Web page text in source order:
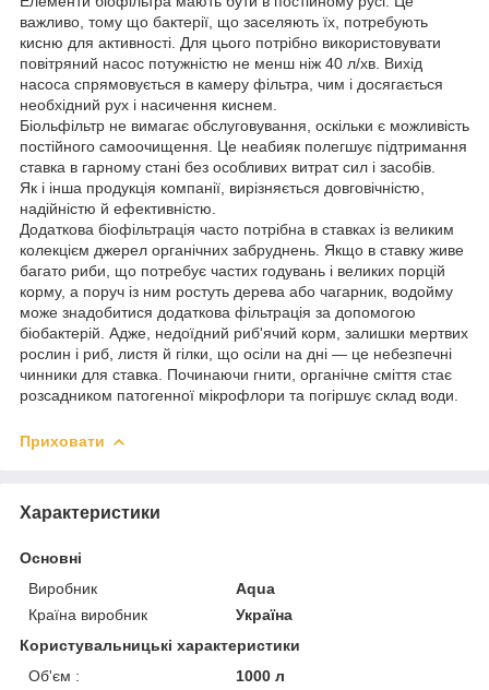
важливо, тому що бактерії, що заселяють їх, потребують
кисню для активності. Для цього потрібно використовувати
повітряний насос потужністю не менш ніж 40 л/хв. Вихід
насоса спрямовується в камеру фільтра, чим і досягається
необхідний рух і насичення киснем.
Біольфільтр не вимагає обслуговування, оскільки є можливість
постійного самоочищення. Це неабияк полегшує підтримання
ставка в гарному стані без особливих витрат сил і засобів.
Як і інша продукція компанії, вирізняється довговічністю,
надійністю й ефективністю.
Додаткова біофільтрація часто потрібна в ставках із великим
колекцієм джерел органічних забруднень. Якщо в ставку живе
багато риби, що потребує частих годувань і великих порцій
корму, а поруч із ним ростуть дерева або чагарник, водойму
може знадобитися додаткова фільтрація за допомогою
біобактерій. Адже, недоїдний риб'ячий корм, залишки мертвих
рослин і риб, листя й гілки, що осіли на дні — це небезпечні
чинники для ставка. Починаючи гнити, органічне сміття стає
розсадником патогенної мікрофлори та погіршує склад води.
Приховати
Характеристики
Основні
Виробник
Aqua
Країна виробник
Україна
Користувальницькі характеристики
Об'єм :
1000 л